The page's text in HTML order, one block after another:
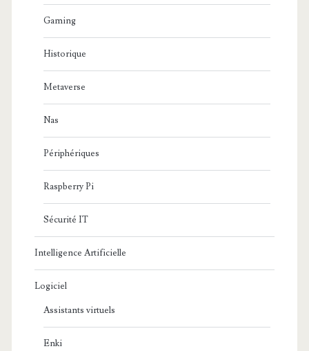
Gaming
Historique
Metaverse
Nas
Périphériques
Raspberry Pi
Sécurité IT
Intelligence Artificielle
Logiciel
Assistants virtuels
Enki